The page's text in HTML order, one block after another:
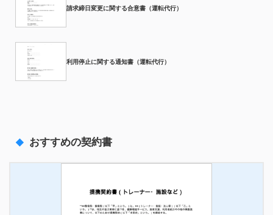
請求締日変更に関する合意書（運転代行）
利用停止に関する通知書（運転代行）
おすすめの契約書